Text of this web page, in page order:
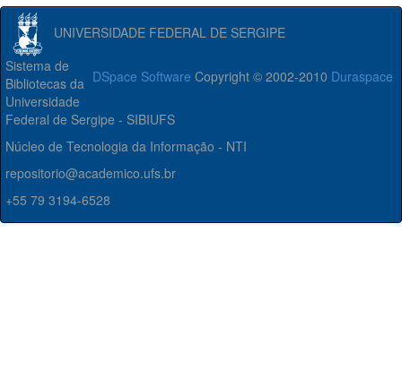
UNIVERSIDADE FEDERAL DE SERGIPE
DSpace Software Copyright © 2002-2010 Duraspace
Sistema de
Bibliotecas da
Universidade
Federal de Sergipe - SIBIUFS
Núcleo de Tecnologia da Informação - NTI
repositorio@academico.ufs.br
+55 79 3194-6528